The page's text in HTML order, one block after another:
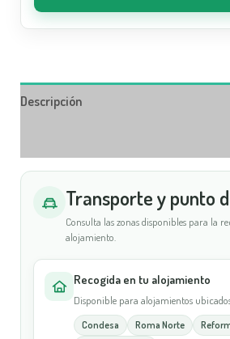
Descripción
Transporte y punto
Consulta las zonas disponibles para la
alojamiento.
Recogida en tu alojamiento
Disponible para alojamientos
Condesa Roma Norte